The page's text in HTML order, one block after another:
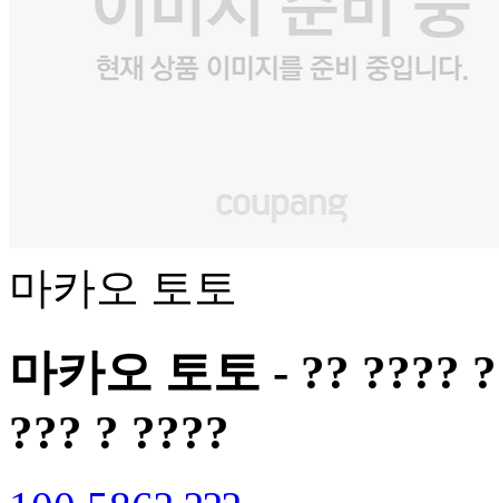
마카오 토토
마카오 토토 - ?? ????
??? ? ????